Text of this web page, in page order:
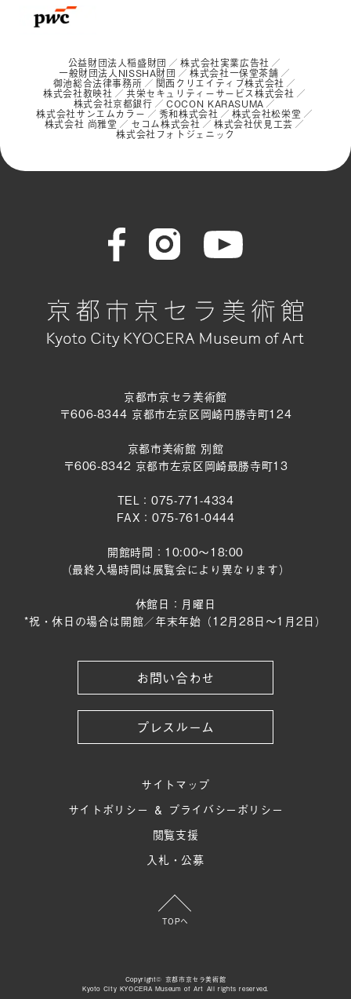
公益財団法人稲盛財団 株式会社実業広告社
一般財団法人NISSHA財団 株式会社一保堂茶舗
御池総合法律事務所 関西クリエイティブ株式会社
株式会社教映社 共栄セキュリティーサービス株式会社
株式会社京都銀行 COCON KARASUMA
株式会社サンエムカラー 秀和株式会社 株式会社松栄堂
株式会社 尚雅堂 セコム株式会社 株式会社伏見工芸
株式会社フォトジェニック
京都市京セラ美術館
〒606-8344 京都市左京区岡崎円勝寺町124
京都市美術館 別館
〒606-8342 京都市左京区岡崎最勝寺町13
TEL：075-771-4334
FAX：075-761-0444
開館時間：10:00～18:00
（最終入場時間は展覧会により異なります）
休館日：月曜日
*祝・休日の場合は開館／年末年始（12月28日〜1月2日）
お問い合わせ
プレスルーム
サイトマップ
サイトポリシー ＆ プライバシーポリシー
閲覧支援
入札・公募
TOPへ
Copyright© 京都市京セラ美術館
Kyoto City KYOCERA Museum of Art All rights reserved.